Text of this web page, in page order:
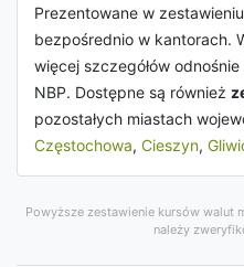
Prezentowane w
bezpośrednio w kantorach.
więcej szczegółów
NBP. Dostępne są również
pozostałych miastach
Częstochowa, Cieszyn,
Powyższe zestawienie kursów walut
należy